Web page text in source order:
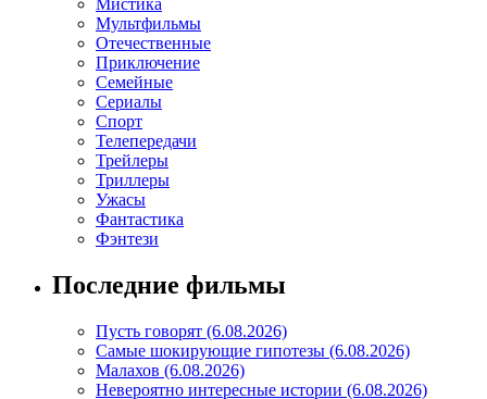
Мистика
Мультфильмы
Отечественные
Приключение
Семейные
Сериалы
Спорт
Телепередачи
Трейлеры
Триллеры
Ужасы
Фантастика
Фэнтези
Последние фильмы
Пусть говорят (6.08.2026)
Самые шокирующие гипотезы (6.08.2026)
Малахов (6.08.2026)
Невероятно интересные истории (6.08.2026)